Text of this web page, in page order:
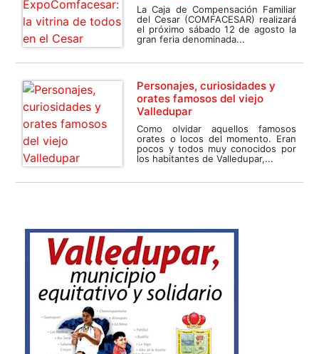
La Caja de Compensación Familiar
del Cesar (COMFACESAR) realizará
el próximo sábado 12 de agosto la
gran feria denominada...
Personajes, curiosidades y
orates famosos del viejo
Valledupar
Como olvidar aquellos famosos
orates o locos del momento. Eran
pocos y todos muy conocidos por
los habitantes de Valledupar,...